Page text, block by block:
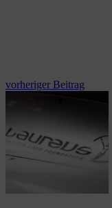
vorheriger Beitrag